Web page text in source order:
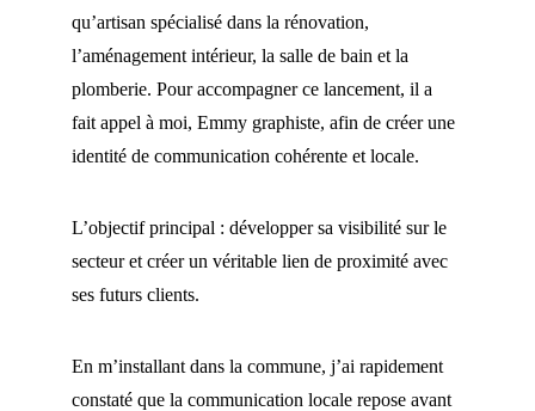
qu’artisan spécialisé dans la rénovation,
l’aménagement intérieur, la salle de bain et la
plomberie. Pour accompagner ce lancement, il a
fait appel à moi, Emmy graphiste, afin de créer une
identité de communication cohérente et locale.
L’objectif principal : développer sa visibilité sur le
secteur et créer un véritable lien de proximité avec
ses futurs clients.
En m’installant dans la commune, j’ai rapidement
constaté que la communication locale repose avant